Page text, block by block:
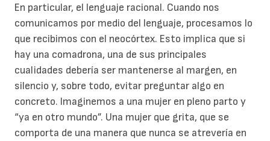
En particular, el lenguaje racional. Cuando nos
comunicamos por medio del lenguaje, procesamos lo
que recibimos con el neocórtex. Esto implica que si
hay una comadrona, una de sus principales
cualidades debería ser mantenerse al margen, en
silencio y, sobre todo, evitar preguntar algo en
concreto. Imaginemos a una mujer en pleno parto y
“ya en otro mundo”. Una mujer que grita, que se
comporta de una manera que nunca se atrevería en